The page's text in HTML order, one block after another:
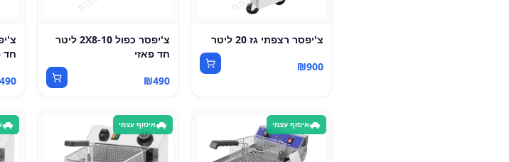
צ'יפסר רצפתי גז 20 ליטר
₪900
צ'יפסר כפול 2X8-10 ליטר
חד פאזי
₪490
חד
490
איסוף עצמי איסוף עצמי